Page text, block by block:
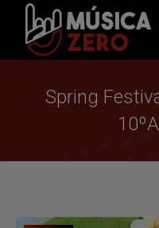
Spring